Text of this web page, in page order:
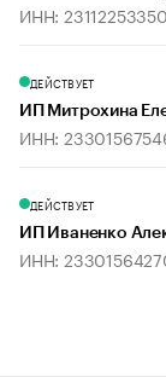
ИНН:
ДЕЙСТВУЕТ
ИП Митрохина
ИНН:
ДЕЙСТВУЕТ
ИП Иваненко
ИНН: